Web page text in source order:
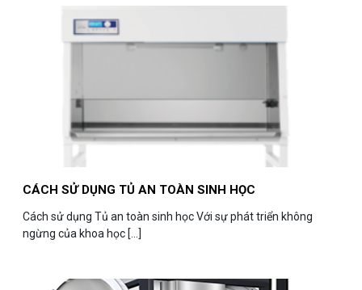
CÁCH SỬ DỤNG TỦ AN TOÀN SINH HỌC
​Cách sử dụng Tủ an toàn sinh học Với sự phát triển không
ngừng của khoa học [...]